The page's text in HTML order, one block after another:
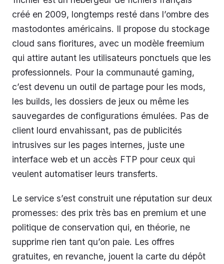
créé en 2009, longtemps resté dans l’ombre des
mastodontes américains. Il propose du stockage
cloud sans fioritures, avec un modèle freemium
qui attire autant les utilisateurs ponctuels que les
professionnels. Pour la communauté gaming,
c’est devenu un outil de partage pour les mods,
les builds, les dossiers de jeux ou même les
sauvegardes de configurations émulées. Pas de
client lourd envahissant, pas de publicités
intrusives sur les pages internes, juste une
interface web et un accès FTP pour ceux qui
veulent automatiser leurs transferts.
Le service s’est construit une réputation sur deux
promesses: des prix très bas en premium et une
politique de conservation qui, en théorie, ne
supprime rien tant qu’on paie. Les offres
gratuites, en revanche, jouent la carte du dépôt